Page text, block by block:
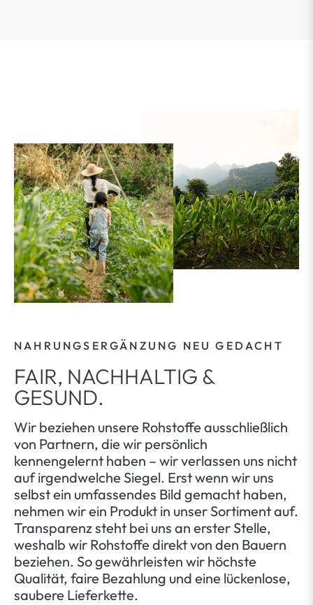
NAHRUNGSERGÄNZUNG NEU GEDACHT
FAIR, NACHHALTIG &
GESUND.
Wir beziehen unsere Rohstoffe ausschließlich
von Partnern, die wir persönlich
kennengelernt haben – wir verlassen uns nicht
auf irgendwelche Siegel. Erst wenn wir uns
selbst ein umfassendes Bild gemacht haben,
nehmen wir ein Produkt in unser Sortiment auf.
Transparenz steht bei uns an erster Stelle,
weshalb wir Rohstoffe direkt von den Bauern
beziehen. So gewährleisten wir höchste
Qualität, faire Bezahlung und eine lückenlose,
saubere Lieferkette.